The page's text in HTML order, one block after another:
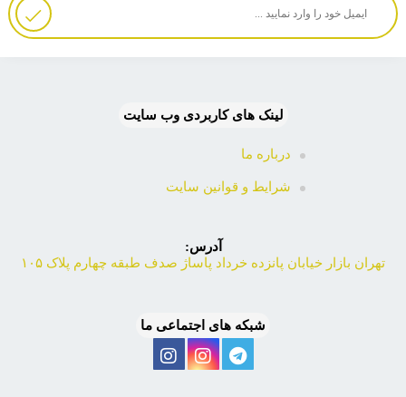
لینک های کاربردی وب سایت
درباره ما
شرایط و قوانین سایت
آدرس:
تهران بازار خیابان پانزده خرداد پاساژ صدف طبقه چهارم پلاک ۱۰۵
شبکه های اجتماعی ما